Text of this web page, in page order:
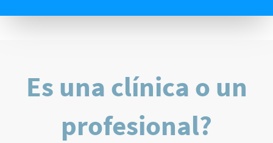
Es una clínica o un
profesional?